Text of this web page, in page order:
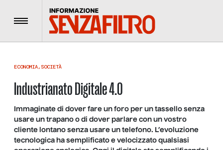
Menu
ECONOMIA, SOCIETÀ
Industrianato Digitale 4.0
Immaginate di dover fare un foro per un tassello senza
usare un trapano o di dover parlare con un vostro
cliente lontano senza usare un telefono. L’evoluzione
tecnologica ha semplificato e velocizzato qualsiasi